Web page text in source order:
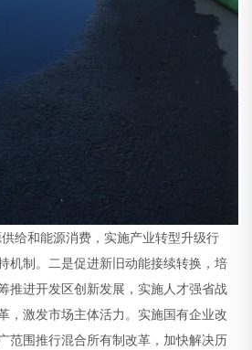
给和能源消费，实施产业转型升级行
机制。二是促进新旧动能接续转换，培
推进开发区创新发展，实施人才强省战
，激发市场主体活力。实施国有企业改
范围推行混合所有制改革，加快解决历